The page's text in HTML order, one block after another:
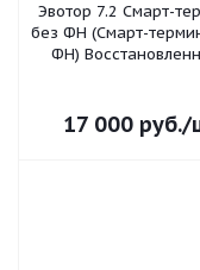
Эвотор 7.2 Смарт-
без ФН (Смарт-
ФН)
17 000руб./